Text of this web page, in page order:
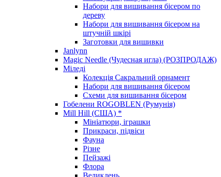
Набори для вишивання бісером по
дереву
Набори для вишивання бісером на
штучній шкірі
Заготовки для вишивки
Janlynn
Magic Needle (Чудесная игла) (РОЗПРОДАЖ)
Міледі
Колекція Сакральний орнамент
Набори для вишивання бісером
Схеми для вишивання бісером
Гобелени ROGOBLEN (Румунія)
Mill Hill (США) *
Мініатюри, іграшки
Прикраси, підвіси
Фауна
Різне
Пейзажі
Флора
Великдень